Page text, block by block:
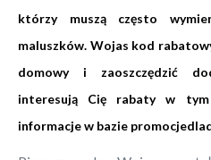
którzy muszą często
maluszków. Wojas kod
domowy i zaoszczędzić
interesują Cię rabaty w
informacje w bazie